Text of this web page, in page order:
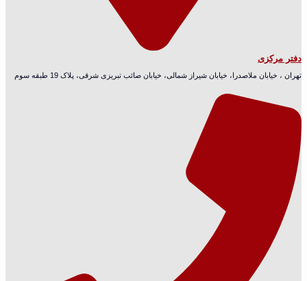
دفتر مرکزی
تهران ، خیابان ملاصدرا، خیابان شیراز شمالی، خیابان صائب تبریزی شرقی، پلاک 19 طبقه سوم